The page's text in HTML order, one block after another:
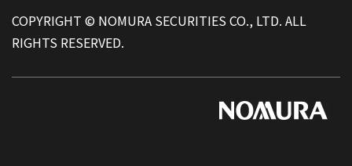
COPYRIGHT © NOMURA SECURITIES CO., LTD. ALL
RIGHTS RESERVED.